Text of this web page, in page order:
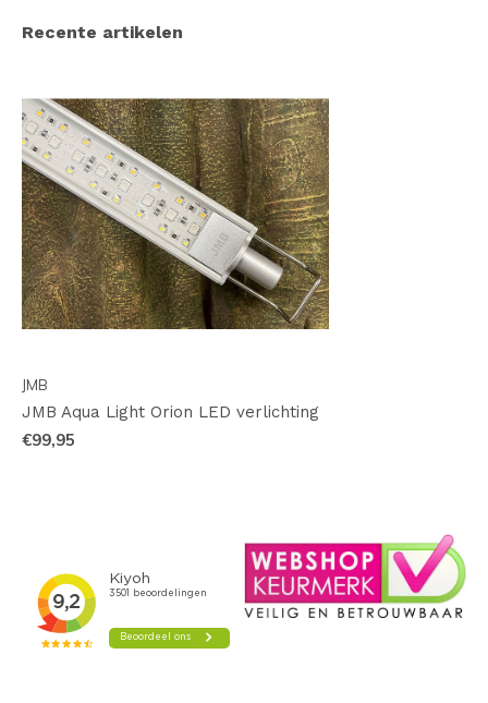
Recente artikelen
JMB
JMB Aqua Light Orion LED verlichting
€99,95